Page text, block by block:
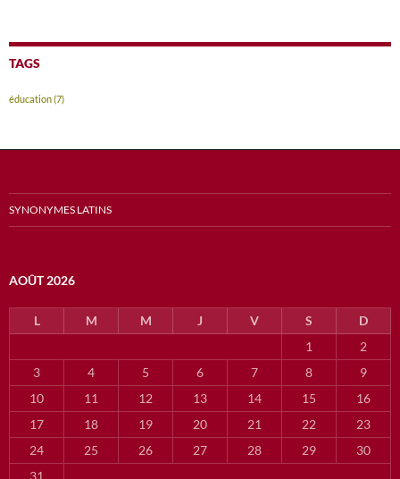
TAGS
éducation(7)
SYNONYMES LATINS
AOÛT 2026
L M M J V S
D
1
2
3
4 5 6 7 8
9
10
11 12 13 14 15
16
17
18 19 20 21 22
23
24
25 26 27 28 29
30